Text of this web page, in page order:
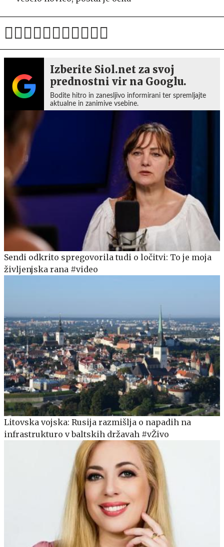
Izberite Siol.net za svoj
prednostni vir na Googlu.
Bodite hitro in zanesljivo informirani ter spremljajte
aktualne in zanimive vsebine.
Sendi odkrito spregovorila tudi o ločitvi: To je moja
življenjska rana #video
Litovska vojska: Rusija razmišlja o napadih na
infrastrukturo v baltskih državah #vŽivo